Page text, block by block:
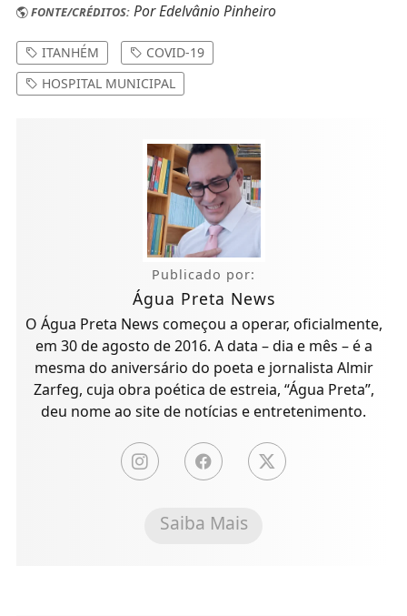
FONTE/CRÉDITOS:Por Edelvânio Pinheiro
ITANHÉM
COVID-19
HOSPITAL MUNICIPAL
Publicado por:
Água Preta News
O Água Preta News começou a operar, oficialmente,
em 30 de agosto de 2016. A data – dia e mês – é a
mesma do aniversário do poeta e jornalista Almir
Zarfeg, cuja obra poética de estreia, “Água Preta”,
deu nome ao site de notícias e entretenimento.
Saiba Mais